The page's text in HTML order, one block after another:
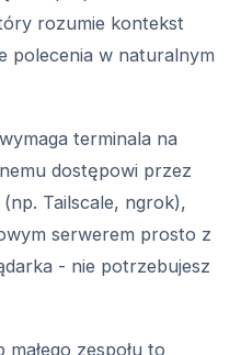
rozumie kontekst
polecenia w naturalnym
terminala na
dostępowi przez
Tailscale, ngrok),
serwerem prosto z
- nie potrzebujesz
zespołu to